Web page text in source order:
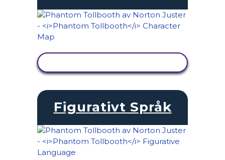
Figurativt Språk